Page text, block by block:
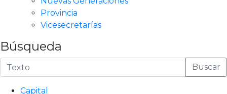
Provincia
Vicesecretarías
Búsqueda
Buscar
Capital